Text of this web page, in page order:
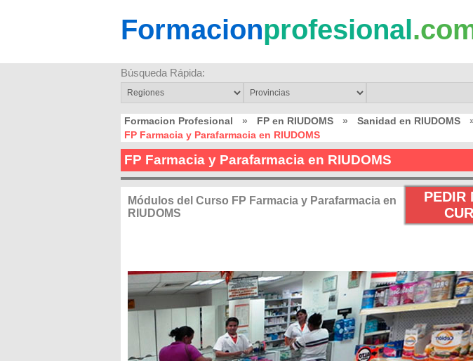
Formacionprofesional
Búsqueda Rápida:
Formacion Profesional » FP en RIUDOMS » Sanidad en RIUDOMS
FP Farmacia y Parafarmacia en RIUDOMS
FP Farmacia y Parafarmacia en RIUDOMS
PEDIR
Módulos del Curso FP Farmacia y Parafarmacia en
RIUDOMS